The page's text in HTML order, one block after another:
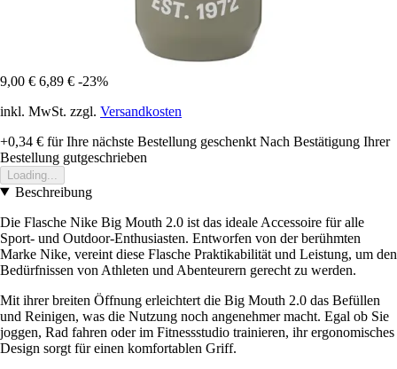
9,00 € 6,89 € -23%
inkl. MwSt. zzgl. Versandkosten
+0,34 € für Ihre nächste Bestellung geschenkt Nach Bestätigung Ihrer
Bestellung gutgeschrieben
Loading...
Beschreibung
Die Flasche Nike Big Mouth 2.0 ist das ideale Accessoire für alle
Sport- und Outdoor-Enthusiasten. Entworfen von der berühmten
Marke Nike, vereint diese Flasche Praktikabilität und Leistung, um den
Bedürfnissen von Athleten und Abenteurern gerecht zu werden.
Mit ihrer breiten Öffnung erleichtert die Big Mouth 2.0 das Befüllen
und Reinigen, was die Nutzung noch angenehmer macht. Egal ob Sie
joggen, Rad fahren oder im Fitnessstudio trainieren, ihr ergonomisches
Design sorgt für einen komfortablen Griff.